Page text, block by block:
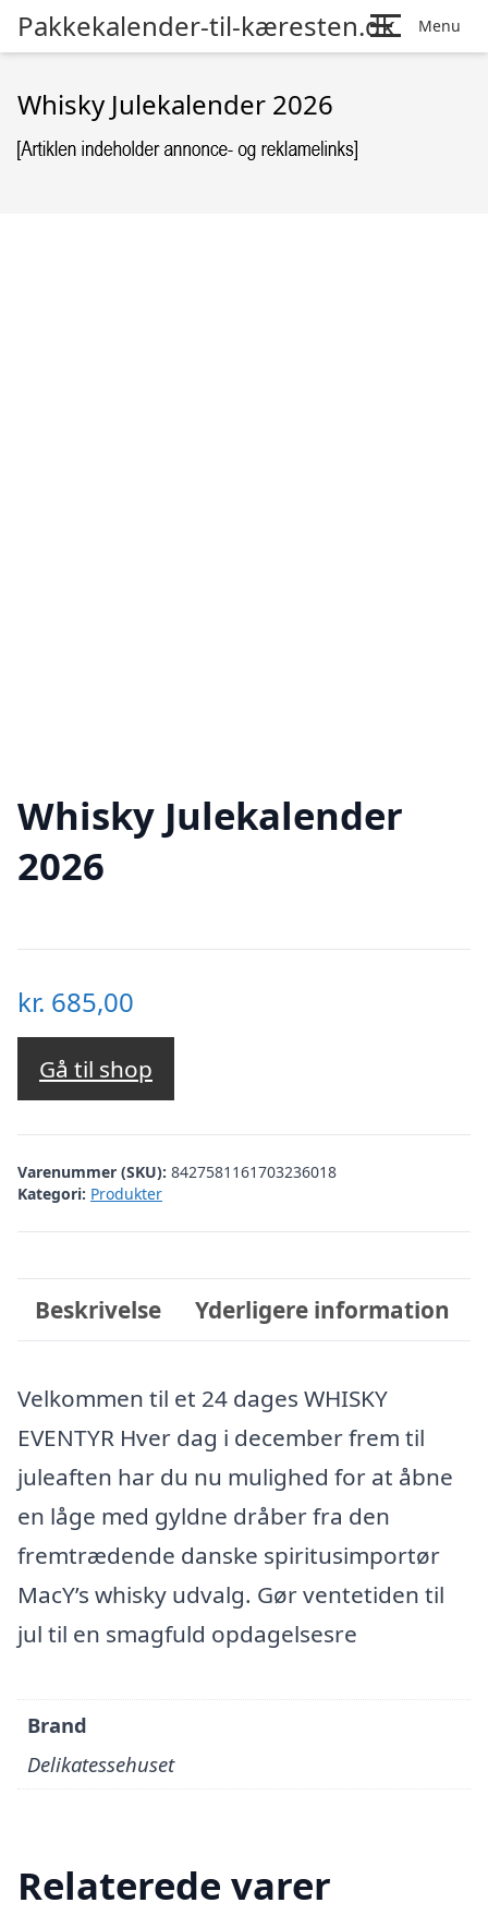
Pakkekalender-til-kæresten.dk Menu
Whisky Julekalender 2026
Whisky Julekalender
2026
kr. 685,00
Gå til shop
Varenummer (SKU): 8427581161703236018
Kategori: Produkter
Beskrivelse Yderligere information
Velkommen til et 24 dages WHISKY
EVENTYR Hver dag i december frem til
juleaften har du nu mulighed for at åbne
en låge med gyldne dråber fra den
fremtrædende danske spiritusimportør
MacY’s whisky udvalg. Gør ventetiden til
jul til en smagfuld opdagelsesre
Brand
Delikatessehuset
Relaterede varer